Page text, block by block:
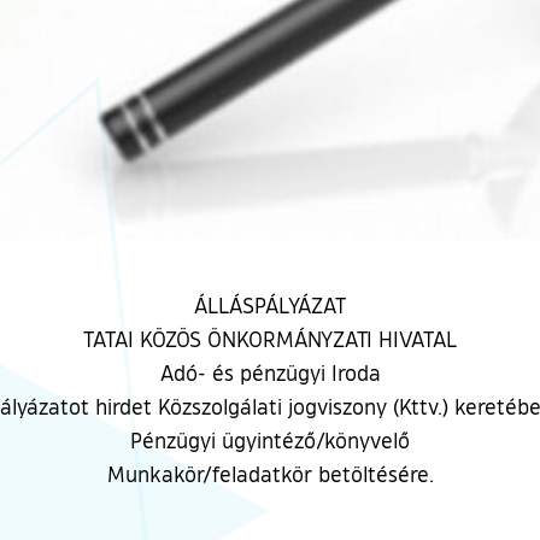
ÁLLÁSPÁLYÁZAT
TATAI KÖZÖS ÖNKORMÁNYZATI HIVATAL
Adó- és pénzügyi Iroda
hirdet Közszolgálati jogviszony (Kttv.)
Pénzügyi ügyintéző/könyvelő
Munkakör/feladatkör betöltésére.